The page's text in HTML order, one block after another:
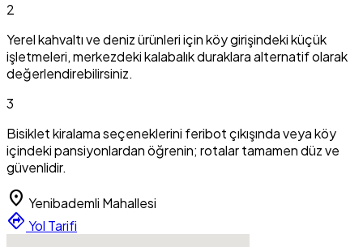
2
Yerel kahvaltı ve deniz ürünleri için köy girişindeki küçük
işletmeleri, merkezdeki kalabalık duraklara alternatif olarak
değerlendirebilirsiniz.
3
Bisiklet kiralama seçeneklerini feribot çıkışında veya köy
içindeki pansiyonlardan öğrenin; rotalar tamamen düz ve
güvenlidir.
location_on Yenibademli Mahallesi
directions Yol Tarifi